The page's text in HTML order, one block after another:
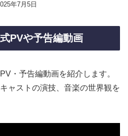
年7月5日
PVや予告編動画
・予告編動画を紹介します。
ャストの演技、音楽の世界観を